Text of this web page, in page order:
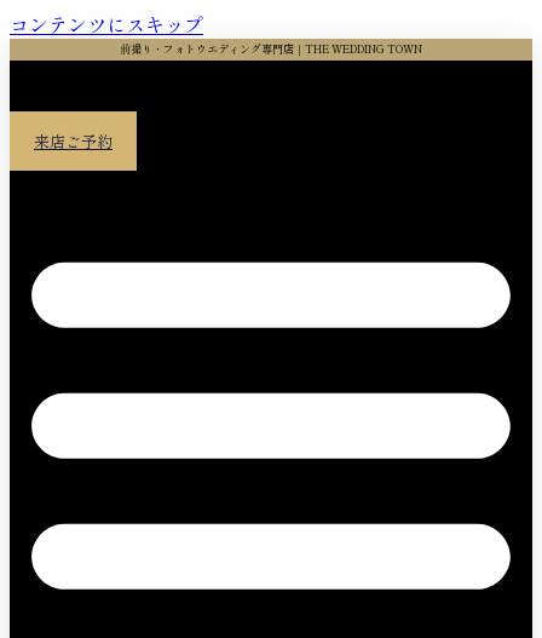
コンテンツにスキップ
前撮り・フォトウエディング専門店｜THE WEDDING TOWN
来店ご予約